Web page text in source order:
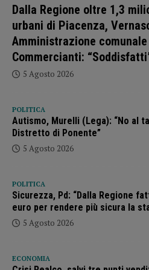
Dalla Regione oltre 1,3
urbani di Piacenza,
Amministrazione comunale
Commercianti:
5 Agosto 2026
POLITICA
Autismo, Murelli (Lega): “No al
Distretto di Ponente”
5 Agosto 2026
POLITICA
Sicurezza, Pd: “Dalla Regione
euro per rendere più sicura la
5 Agosto 2026
ECONOMIA